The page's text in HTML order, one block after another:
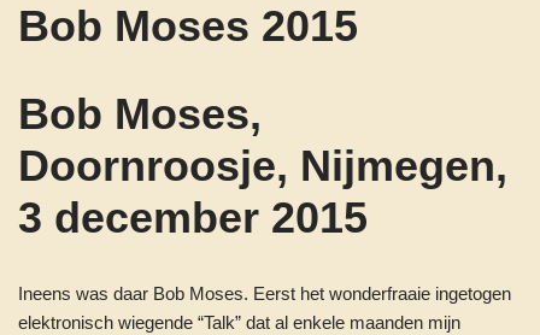
Bob Moses 2015
Bob Moses,
Doornroosje, Nijmegen,
3 december 2015
Ineens was daar Bob Moses. Eerst het wonderfraaie ingetogen
elektronisch wiegende “Talk” dat al enkele maanden mijn